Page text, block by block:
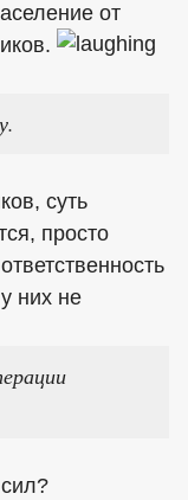
от
суть
просто
них не